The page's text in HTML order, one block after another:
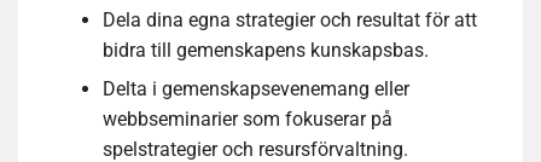
Dela dina egna strategier och resultat för att
bidra till gemenskapens kunskapsbas.
Delta i gemenskapsevenemang eller
webbseminarier som fokuserar på
spelstrategier och resursförvaltning.